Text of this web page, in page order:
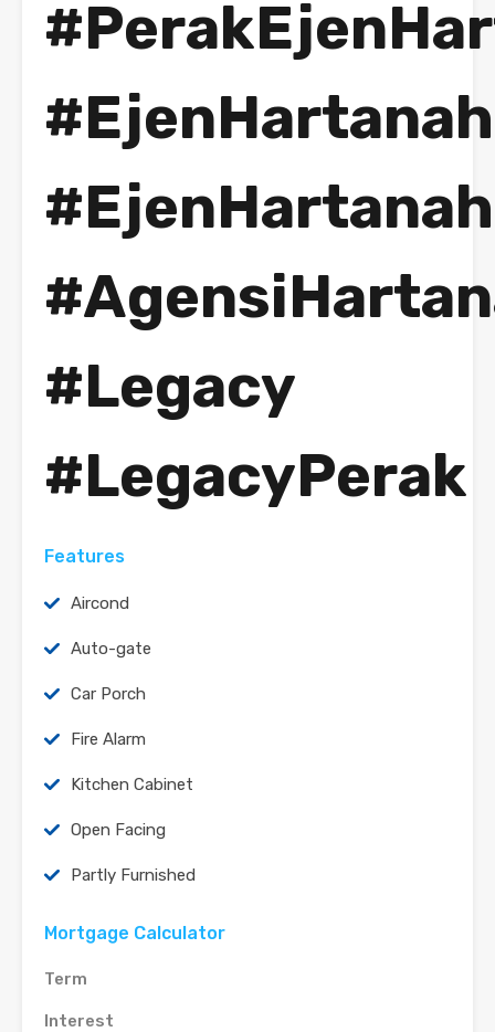
#EjenHartanah
#Legacy
#LegacyPerak
Features
Aircond
Auto-gate
Car Porch
Fire Alarm
Kitchen Cabinet
Open Facing
Partly Furnished
Mortgage Calculator
Term
Interest